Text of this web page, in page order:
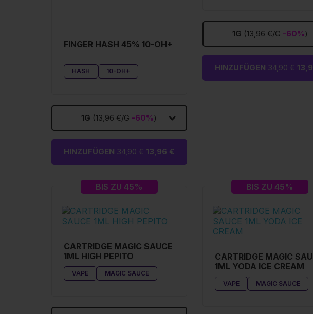
FINGER HASH 45% 10-OH+
HASH 10-OH+
1G (13,96 €/G -60%)
HINZUFÜGEN34,90 € 13,96 €
1G (13,96 €/G -60%)
HINZUFÜGEN 34,90 €
BIS ZU 45%
CARTRIDGE MAGIC SAUCE
1ML HIGH PEPITO
VAPE MAGIC SAUCE
BIS ZU 45%
CARTRIDGE MAGIC
1ML YODA ICE CREAM
VAPE MAGIC SAUCE